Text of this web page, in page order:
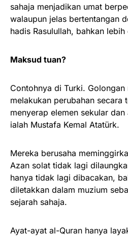
sahaja menjadikan umat
walaupun jelas bertentangan
hadis Rasulullah, bahkan
Maksud tuan?
Contohnya di Turki. Golongan
melakukan perubahan secara
menyerap elemen sekular
ialah Mustafa Kemal Atatürk.
Mereka berusaha
Azan solat tidak lagi
hanya tidak lagi dibacakan,
diletakkan dalam muzium
sejarah sahaja.
Ayat-ayat al-Quran hanya